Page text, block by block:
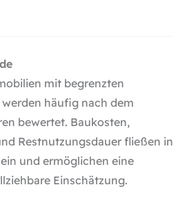
mit begrenzten
häufig nach dem
bewertet. Baukosten,
Restnutzungsdauer fließen in
und ermöglichen eine
Einschätzung.